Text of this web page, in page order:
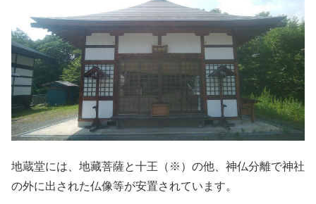
地蔵堂には、地藏菩薩と十王（※）の他、神仏分離で神社
の外に出された仏像等が安置されています。